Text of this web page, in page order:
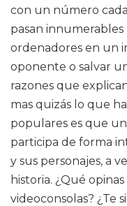
con un número
pasan innumerables
ordenadores en un
oponente o salvar
razones que
mas quizás lo que
populares es que
participa de forma
y sus personajes, a
historia. ¿Qué
videoconsolas? ¿Te